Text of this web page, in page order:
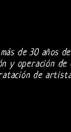
de 30 años
y operación de
de